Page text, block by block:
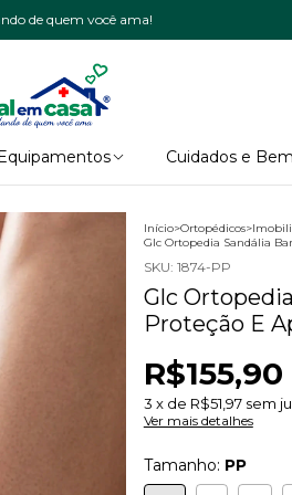
de quem você ama!
Cuidados e
Início>Ortopédicos>
Glc Ortopedia Sandália
SKU: 1874-PP
Glc
Proteção E
R$155,90
3 x de R$51,97 sem
Ver mais detalhes
Tamanho: PP